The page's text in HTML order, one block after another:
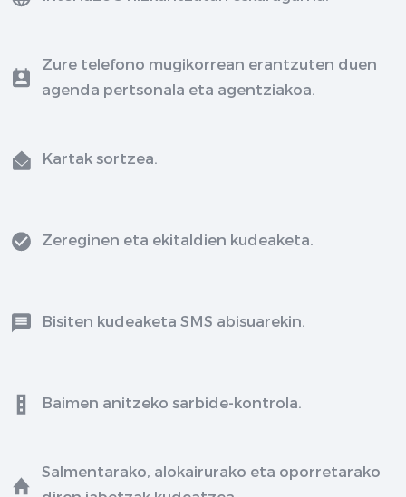
Zure telefono mugikorrean erantzuten duen
agenda pertsonala eta agentziakoa.
Kartak sortzea.
Zereginen eta ekitaldien kudeaketa.
Bisiten kudeaketa SMS abisuarekin.
Baimen anitzeko sarbide-kontrola.
Salmentarako, alokairurako eta oporretarako